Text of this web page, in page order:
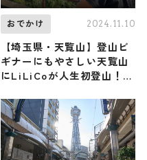
おでかけ 2024.11.10
【埼玉県・天覧山】登山ビ
ギナーにもやさしい天覧山
にLiLiCoが人生初登山！
企画）